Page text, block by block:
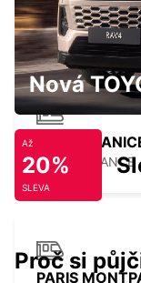
PARIS PLACE
PARIS - FRANCE
PARÍŽ
PARIS - FRANCE
PARIS
Nová
Až
20%
SLEVA
Proč si